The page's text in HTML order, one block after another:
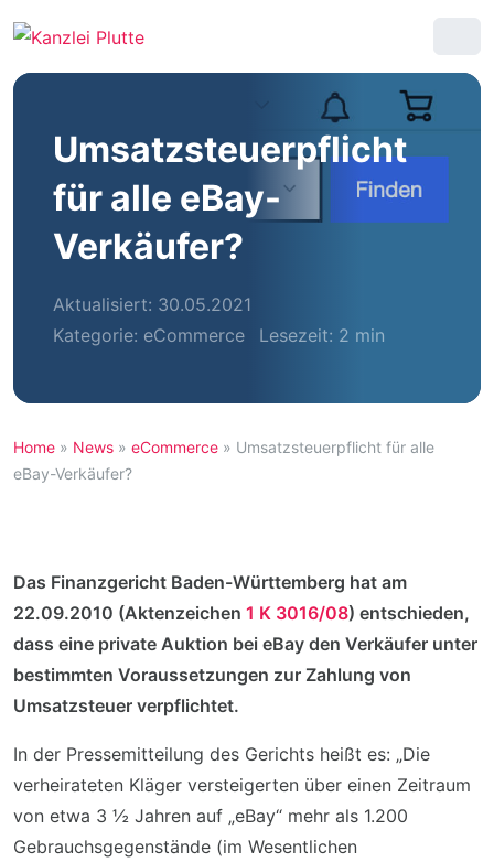
Umsatzsteuerpflicht
für alle eBay-
Verkäufer?
Aktualisiert: 30.05.2021
Kategorie: eCommerce Lesezeit: 2 min
Home » News » eCommerce » Umsatzsteuerpflicht für alle
eBay-Verkäufer?
Das Finanzgericht Baden-Württemberg hat am
22.09.2010 (Aktenzeichen 1 K 3016/08) entschieden,
dass eine private Auktion bei eBay den Verkäufer unter
bestimmten Voraussetzungen zur Zahlung von
Umsatzsteuer verpflichtet.
In der Pressemitteilung des Gerichts heißt es: „Die
verheirateten Kläger versteigerten über einen Zeitraum
von etwa 3 ½ Jahren auf „eBay“ mehr als 1.200
Gebrauchsgegenstände (im Wesentlichen